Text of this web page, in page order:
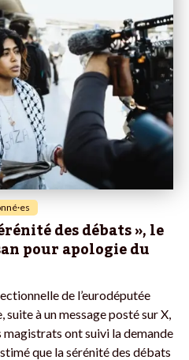
des débats », le
pour apologie du
de l’eurodéputée
à un message posté sur X,
ont suivi la demande
que la sérénité des débats